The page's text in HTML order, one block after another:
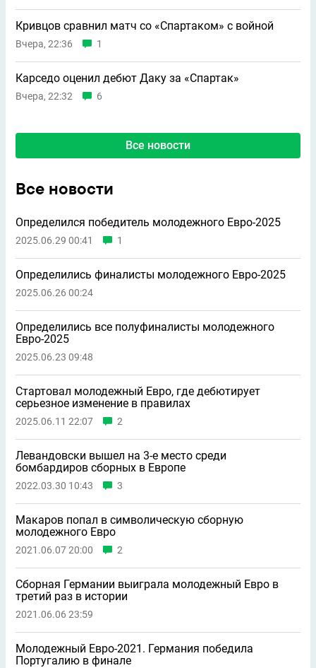
Кривцов сравнил матч со «Спартаком» с войной
Вчера, 22:36 1
Карседо оценил дебют Даку за «Спартак»
Вчера, 22:32 6
Все новости
Все новости
Определился победитель молодежного Евро-2025
2025.06.29 00:41 1
Определились финалисты молодежного Евро-2025
2025.06.26 00:24
Определились все полуфиналисты молодежного
Евро-2025
2025.06.23 09:48
Стартовал молодежный Евро, где дебютирует
серьезное изменение в правилах
2025.06.11 22:07 2
Левандовски вышел на 3-е место среди
бомбардиров сборных в Европе
2022.03.30 10:43 3
Макаров попал в символическую сборную
молодежного Евро
2021.06.07 20:00 2
Сборная Германии выиграла молодежный Евро в
третий раз в истории
2021.06.06 23:59
Молодежный Евро-2021. Германия победила
Португалию в финале